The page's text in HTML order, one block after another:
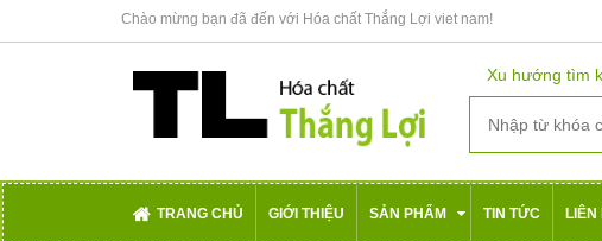
Chào mừng bạn đã đến với Hóa chất Thắng Lợi viet nam!
Xu hướng tìm
TRANG CHỦ GIỚI THIỆU SẢN PHẨM TIN TỨC LIÊN